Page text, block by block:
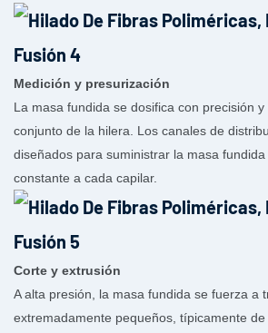
Medición y presurización
La masa fundida se dosifica con precisión
conjunto de la hilera. Los canales de
diseñados para suministrar la masa
constante a cada capilar.
Corte y extrusión
A alta presión, la masa fundida se fuerza a
extremadamente pequeños, típicamente